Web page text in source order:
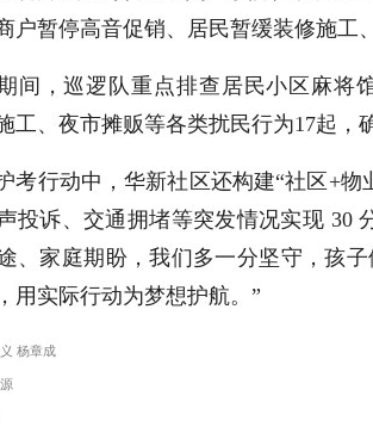
户暂停高音促销、居民暂缓装修施工
间，巡逻队重点排查居民小区麻将
工、夜市摊贩等各类扰民行为17起，
考行动中，华新社区还构建“社区+
投诉、交通拥堵等突发情况实现 30
、家庭期盼，我们多一分坚守，孩
用实际行动为梦想护航。”
杨章成